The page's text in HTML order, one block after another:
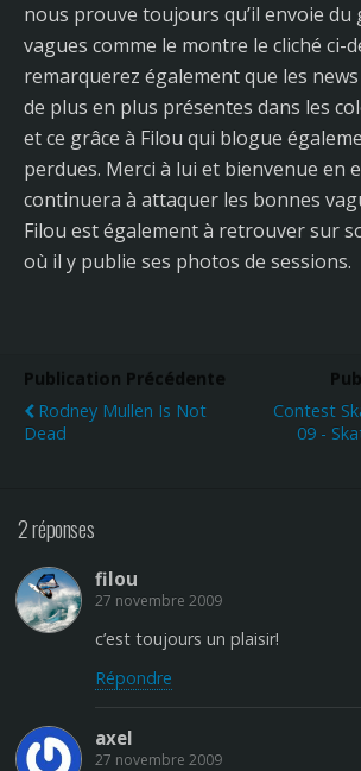
nous prouve toujours qu’il envoie du
vagues comme le montre le cliché ci-
remarquerez également que les
de plus en plus présentes dans les
et ce grâce à Filou qui blogue
perdues. Merci à lui et bienvenue en
continuera à attaquer les bonnes
Filou est également à retrouver sur
où il y publie ses photos de sessions.
Publication Précédente
Rodney Mullen Is Not
Dead
Contest
09 -
2 réponses
filou
27 novembre 2009
c’est toujours un plaisir!
Répondre
axel
27 novembre 2009